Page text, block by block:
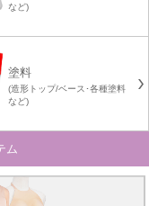
など)
塗料
(造形トップ/ベース･各種塗料
など)
ム